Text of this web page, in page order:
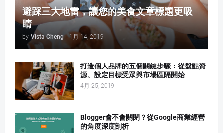
避踩三大地雷，讓您的美食文章標題更吸
睛
by Vista Cheng - 1月 14, 2019
打造個人品牌的五個關鍵步驟：從盤點資
源、設定目標受眾與市場區隔開始
4月 25, 2019
Blogger會不會關閉？從Google商業經營
的角度深度剖析